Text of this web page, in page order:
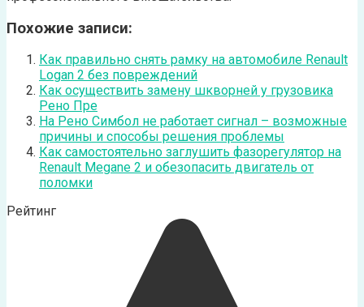
Похожие записи:
Как правильно снять рамку на автомобиле Renault
Logan 2 без повреждений
Как осуществить замену шкворней у грузовика
Рено Пре
На Рено Симбол не работает сигнал – возможные
причины и способы решения проблемы
Как самостоятельно заглушить фазорегулятор на
Renault Megane 2 и обезопасить двигатель от
поломки
Рейтинг